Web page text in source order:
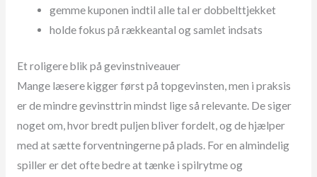
gemme kuponen indtil alle tal er dobbelttjekket
holde fokus på rækkeantal og samlet indsats
Et roligere blik på gevinstniveauer
Mange læsere kigger først på topgevinsten, men i praksis
er de mindre gevinsttrin mindst lige så relevante. De siger
noget om, hvor bredt puljen bliver fordelt, og de hjælper
med at sætte forventningerne på plads. For en almindelig
spiller er det ofte bedre at tænke i spilrytme og